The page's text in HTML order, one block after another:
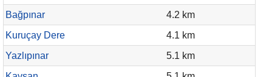
Bağpınar
4.2 km
Kuruçay Dere
4.1 km
Yazlıpınar
5.1 km